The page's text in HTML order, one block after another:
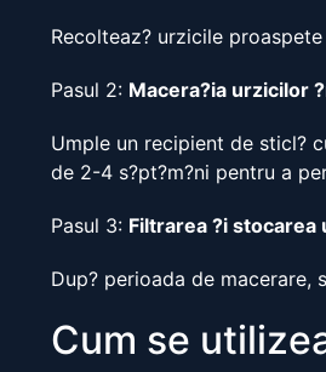
Recolteaz? urzicile
Pasul 2: Macera?ia urzicilor
Umple un recipient de sticl?
de 2-4 s?pt?m?ni pentru a
Pasul 3: Filtrarea ?i stocarea
Dup? perioada de macerare,
Cum se